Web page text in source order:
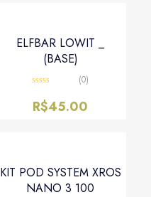
ELFBAR LOWIT _
(BASE)
0
de
(0)
R$45.00
KIT POD SYSTEM XROS
NANO 3 100